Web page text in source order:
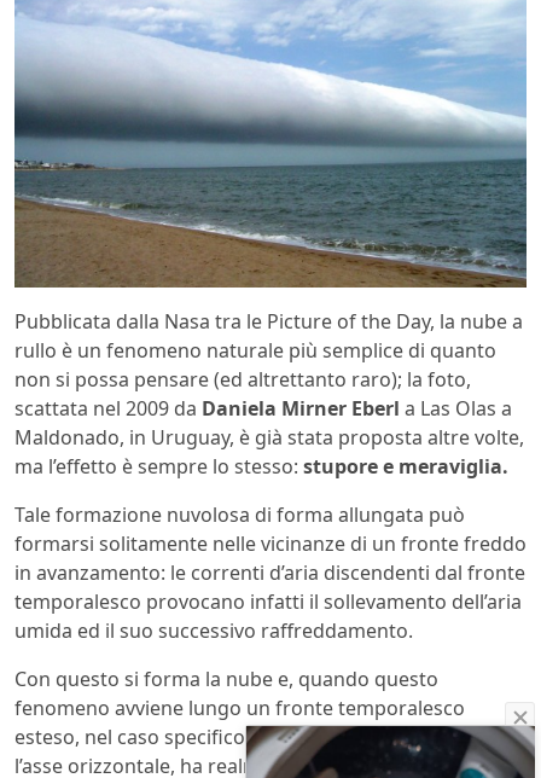
Pubblicata dalla Nasa tra le Picture of the Day, la nube a
rullo è un fenomeno naturale più semplice di quanto
non si possa pensare (ed altrettanto raro); la foto,
scattata nel 2009 da Daniela Mirner Eberl a Las Olas a
Maldonado, in Uruguay, è già stata proposta altre volte,
ma l’effetto è sempre lo stesso: stupore e meraviglia.
Tale formazione nuvolosa di forma allungata può
formarsi solitamente nelle vicinanze di un fronte freddo
in avanzamento: le correnti d’aria discendenti dal fronte
temporalesco provocano infatti il sollevamento dell’aria
umida ed il suo successivo raffreddamento.
Con questo si forma la nube e, quando questo
fenomeno avviene lungo un fronte temporalesco
esteso, nel caso specificola nube a rullo che, lungo
l’asse orizzontale, ha realmente dell’aria che circola.